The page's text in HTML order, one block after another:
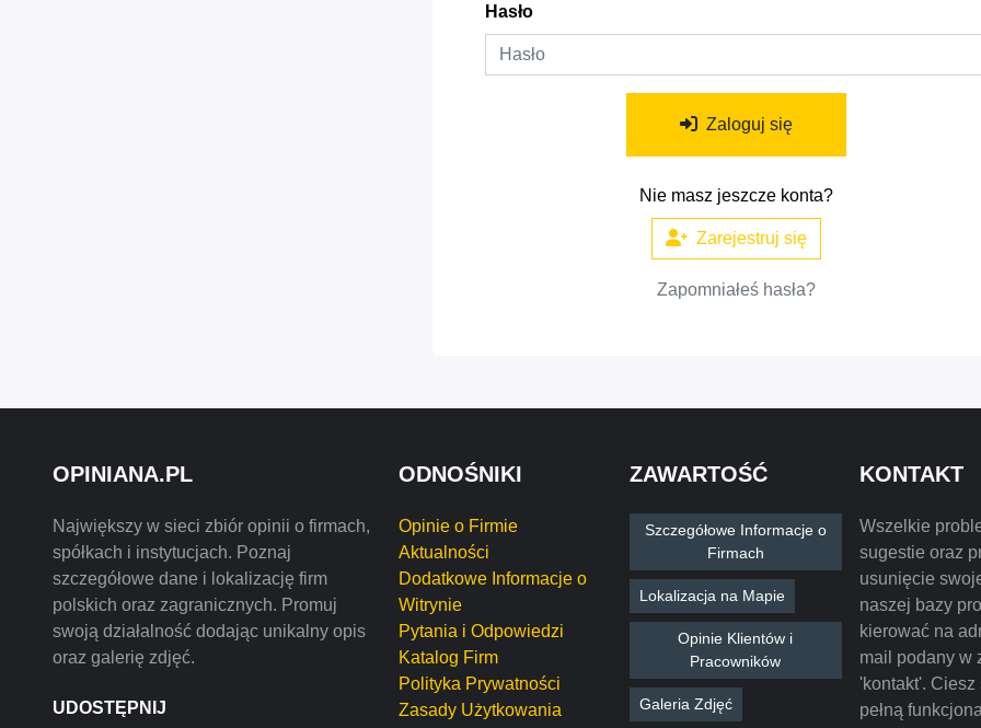
Hasło
Zaloguj się
Nie masz jeszcze konta?
Zarejestruj się
Zapomniałeś hasła?
OPINIANA.PL
Największy w sieci zbiór opinii o firmach,
spółkach i instytucjach. Poznaj
szczegółowe dane i lokalizację firm
polskich oraz zagranicznych. Promuj
swoją działalność dodając unikalny opis
oraz galerię zdjęć.
UDOSTĘPNIJ
ODNOŚNIKI
Opinie o Firmie
Aktualności
Dodatkowe Informacje o
Witrynie
Pytania i Odpowiedzi
Katalog Firm
Polityka Prywatności
Zasady Użytkowania
ZAWARTOŚĆ
Szczegółowe Informacje o
Firmach
Lokalizacja na Mapie
Opinie Klientów i
Pracowników
Galeria Zdjęć
KONTAKT
Wszelkie
sugestie oraz
usunięcie
naszej bazy
kierować na
mail podany w
'kontakt'. Ciesz
pełną